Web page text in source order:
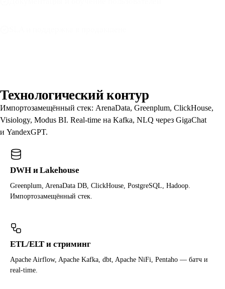
Технологический контур
Импортозамещённый стек: ArenaData, Greenplum, ClickHouse,
Visiology, Modus BI. Real-time на Kafka, NLQ через GigaChat
и YandexGPT.
DWH и Lakehouse
Greenplum, ArenaData DB, ClickHouse, PostgreSQL, Hadoop.
Импортозамещённый стек.
ETL/ELT и стриминг
Apache Airflow, Apache Kafka, dbt, Apache NiFi, Pentaho — батч и
real-time.